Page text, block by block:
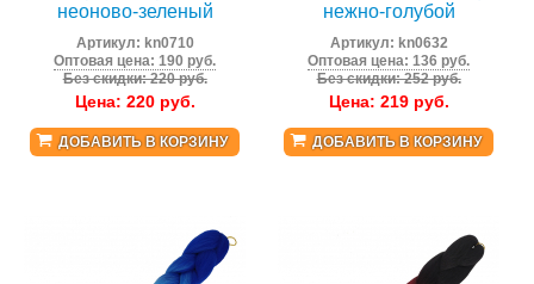
неоново-зеленый
Артикул: kn0710
Оптовая цена: 190 руб.
Без скидки: 220 руб.
Цена: 220руб.
ДОБАВИТЬ В КОРЗИНУ
нежно-голубой
Артикул: kn0632
Оптовая цена: 136 руб.
Без скидки: 252 руб.
Цена: 219руб.
ДОБАВИТЬ В КОРЗИНУ